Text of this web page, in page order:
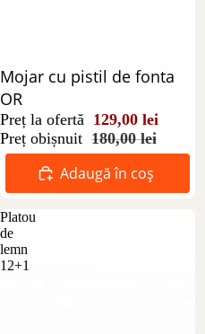
Reducere 28%
Mojar cu pistil de fonta
OR
Preț la ofertă 129,00 lei
Preț obișnuit 180,00 lei
Adaugă în coș
Platou
de
lemn
12+1